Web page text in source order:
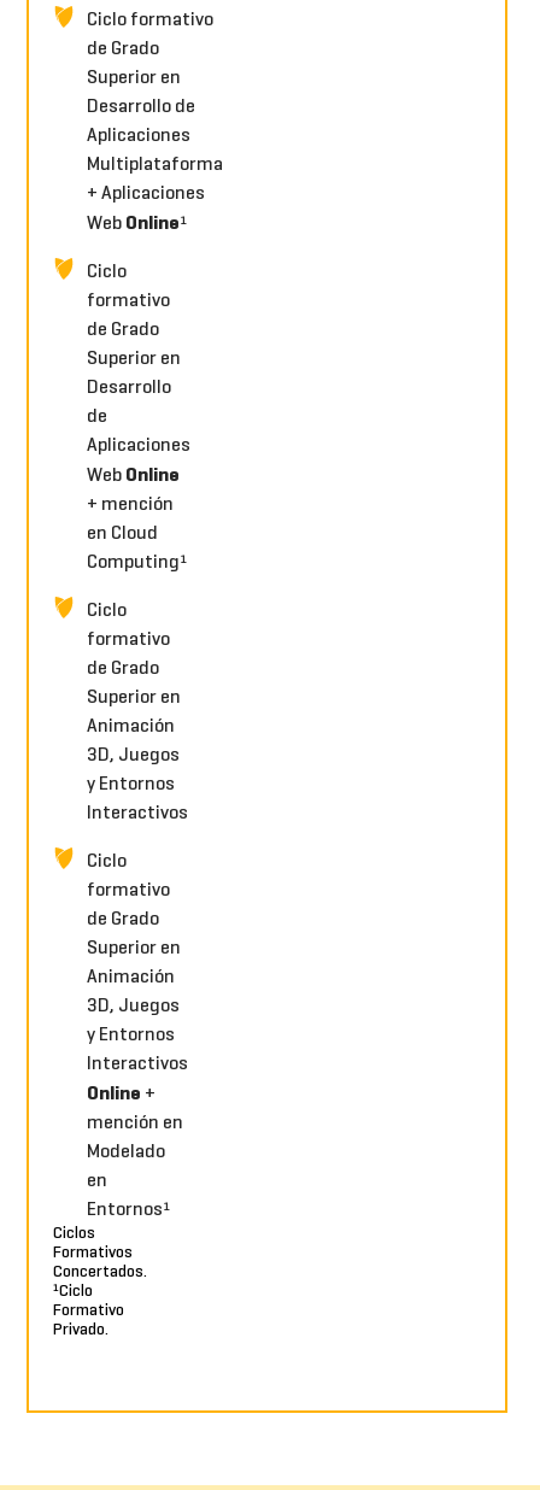
Ciclo formativo
de Grado
Superior en
Desarrollo de
Aplicaciones
Multiplataforma
+ Aplicaciones
Web Online¹
Ciclo
formativo
de Grado
Superior en
Desarrollo
de
Aplicaciones
Web Online
+ mención
en Cloud
Computing¹
Ciclo
formativo
de Grado
Superior en
Animación
3D, Juegos
y Entornos
Interactivos
Ciclo
formativo
de Grado
Superior en
Animación
3D, Juegos
y Entornos
Interactivos
Online +
mención en
Modelado
en
Entornos¹
Ciclos
Formativos
Concertados.
¹Ciclo
Formativo
Privado.